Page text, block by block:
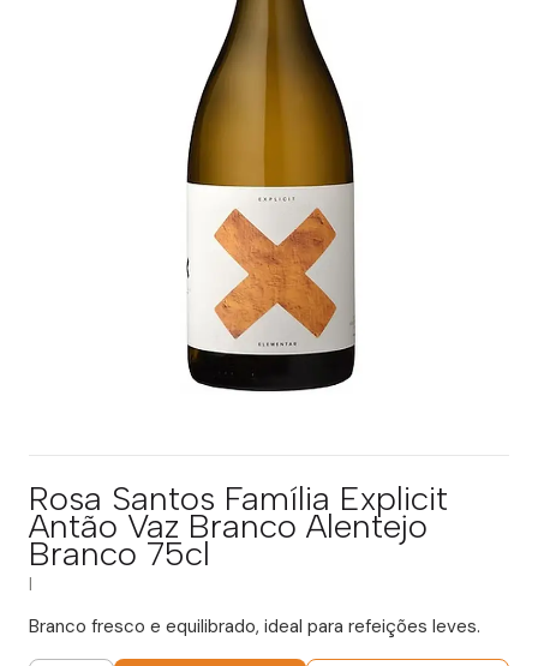
Rosa Santos Família Explicit
Antão Vaz Branco Alentejo
Branco 75cl
Branco fresco e equilibrado, ideal para refeições leves.